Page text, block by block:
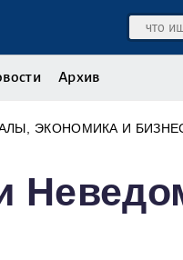
Архив
ЭКОНОМИКА И